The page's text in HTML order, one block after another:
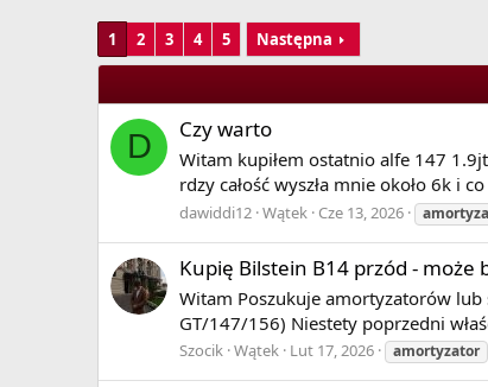
sprężynowe,
gumowe.
W pojazdach (samochodach, motocyklach,
koła od podłoża na wybojach (tzw.
ruchu amortyzatora), amplitudzie (suw pracy
amortyzatora ciężar masy resorowanej
celu uzyskania jak najlepszej
o niskich siłach tłumienia wbicia i
siłach tłumienia wbicia i wybicia).
W niektórych nowoczesnych samochodach
Comfort dla wygodnej jazdy lub
zaworów lub dzięki zastosowaniu
prądu elektrycznego).
1 2 3 4 5 Następna
D Czy warto
Witam kupiłem ostatnio alfe 147
rdzy całość wyszła mnie około 6k i
dawiddi12 Wątek Cze 13, 2026
Kupię Bilstein B14 przód -
Witam Poszukuje amortyzatorów lub
GT/147/156) Niestety poprzedni
Szocik Wątek Lut 17, 2026 amortyzator